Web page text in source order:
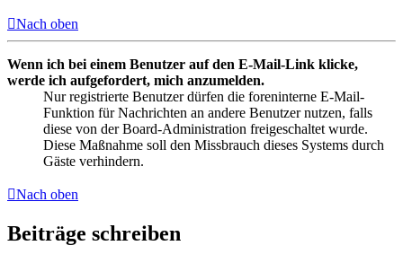
Nach oben
Wenn ich bei einem Benutzer auf den E-Mail-Link klicke,
werde ich aufgefordert, mich anzumelden.
Nur registrierte Benutzer dürfen die foreninterne E-Mail-
Funktion für Nachrichten an andere Benutzer nutzen, falls
diese von der Board-Administration freigeschaltet wurde.
Diese Maßnahme soll den Missbrauch dieses Systems durch
Gäste verhindern.
Nach oben
Beiträge schreiben